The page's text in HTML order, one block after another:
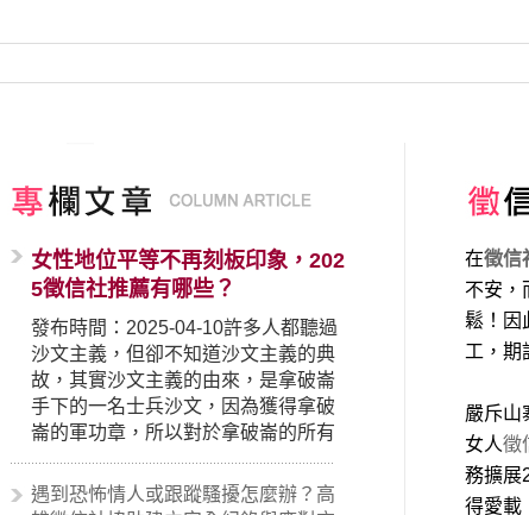
女性地位平等不再刻板印象，202
5徵信社推薦有哪些？
發布時間：2025-04-10許多人都聽過
沙文主義，但卻不知道沙文主義的典
故，其實沙文主義的由來，是拿破崙
手下的一名士兵沙文，因為獲得拿破
崙的軍功章，所以對於拿破崙的所有
事蹟和政策產生狂熱崇拜，形成偏執
的狀況，所以沙文主義後來就被拿來
暗指偏見和歧視，而且有沙文主義傾
遇到恐怖情人或跟蹤騷擾怎麼辦？高
在徵信
不安，
鬆！因
工，期
嚴斥山
女人徵
務擴展
得愛載